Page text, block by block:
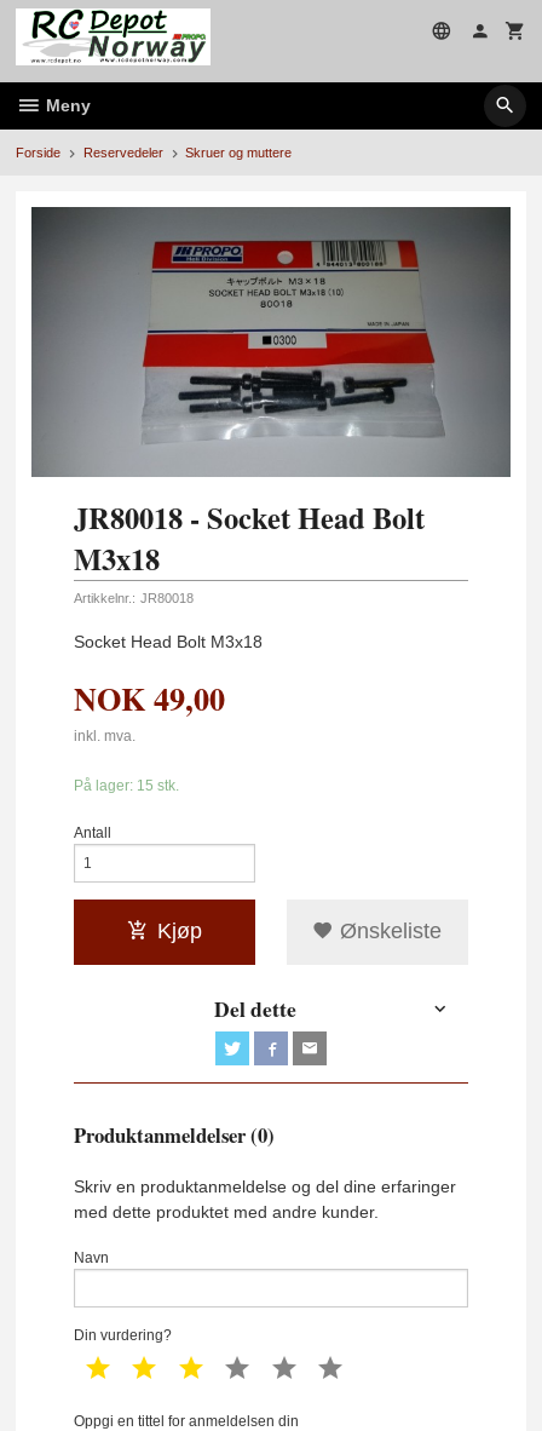
Gå
innholdet
Meny
Forside Reservedeler Skruer og muttere
JR80018 - Socket Head Bolt
M3x18
Artikkelnr.: JR80018
Socket Head Bolt M3x18
NOK49,00
inkl. mva.
På lager: 15 stk.
Antall
Kjøp Ønskeliste
Del dette
Produktanmeldelser (0)
Skriv en produktanmeldelse og del dine erfaringer
med dette produktet med andre kunder.
Navn
Din vurdering?
1 star 2 star 3 star 4 star 5 star
Oppgi en tittel for anmeldelsen din